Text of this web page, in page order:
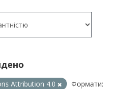
Attribution 4.0
Формати: